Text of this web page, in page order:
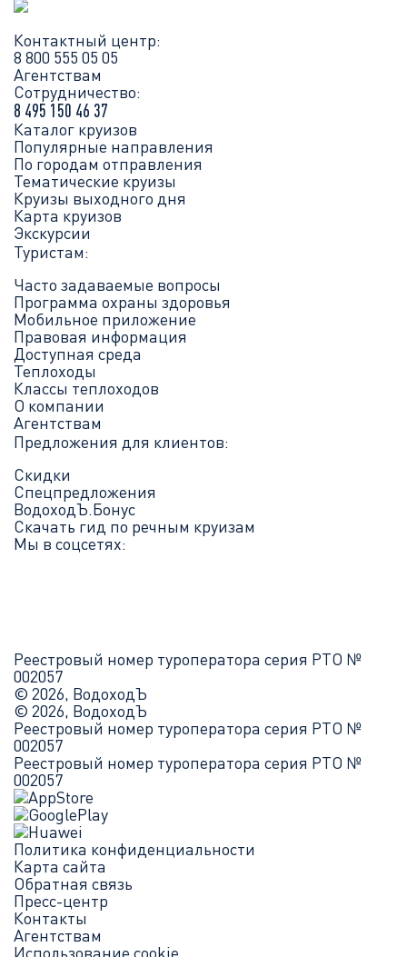
Контактный центр:
8 800 555 05 05
Агентствам
Сотрудничество:
8 495 150 46 37
Каталог круизов
Популярные направления
По городам отправления
Тематические круизы
Круизы выходного дня
Карта круизов
Экскурсии
Туристам:
Часто задаваемые вопросы
Программа охраны здоровья
Мобильное приложение
Правовая информация
Доступная среда
Теплоходы
Классы теплоходов
О компании
Агентствам
Предложения для клиентов:
Скидки
Спецпредложения
ВодоходЪ.Бонус
Скачать гид по речным круизам
Мы в соцсетях:
Реестровый номер туроператора серия РТО №
002057
© 2026, ВодоходЪ
© 2026, ВодоходЪ
Реестровый номер туроператора серия РТО №
002057
Реестровый номер туроператора серия РТО №
002057
Политика конфиденциальности
Карта сайта
Обратная связь
Пресс-центр
Контакты
Агентствам
Использование cookie